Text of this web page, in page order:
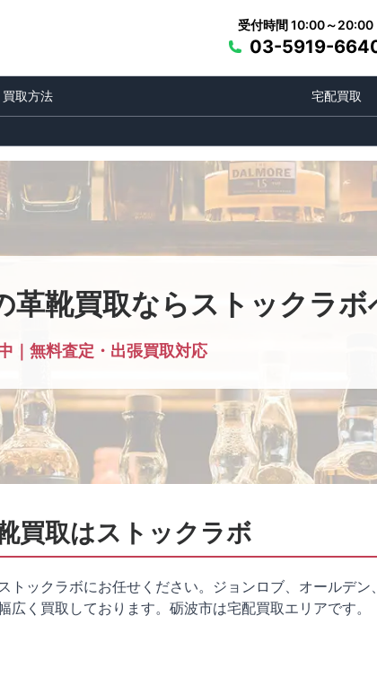
受付時間 10:00～20:00
03-5919-
買取方法 宅配買取
革靴買取ならストックラボ
｜無料査定・出張買取対応
買取はストックラボ
トックラボにお任せください。ジョンロブ、オールデ
広く買取しております。砺波市は宅配買取エリアです。